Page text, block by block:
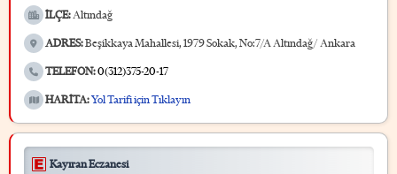
İLÇE:Altındağ
ADRES:Beşikkaya Mahallesi, 1979 Sokak, No:7/A Altındağ/ Ankara
TELEFON:0(312)375-20-17
HARİTA:Yol Tarifi için Tıklayın
Kayıran Eczanesi